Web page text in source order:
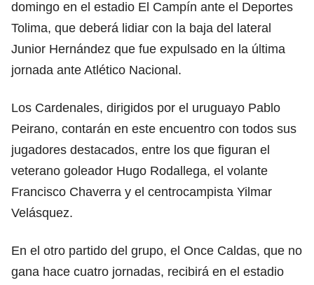
domingo en el estadio El Campín ante el Deportes
Tolima, que deberá lidiar con la baja del lateral
Junior Hernández que fue expulsado en la última
jornada ante Atlético Nacional.
Los Cardenales, dirigidos por el uruguayo Pablo
Peirano, contarán en este encuentro con todos sus
jugadores destacados, entre los que figuran el
veterano goleador Hugo Rodallega, el volante
Francisco Chaverra y el centrocampista Yilmar
Velásquez.
En el otro partido del grupo, el Once Caldas, que no
gana hace cuatro jornadas, recibirá en el estadio